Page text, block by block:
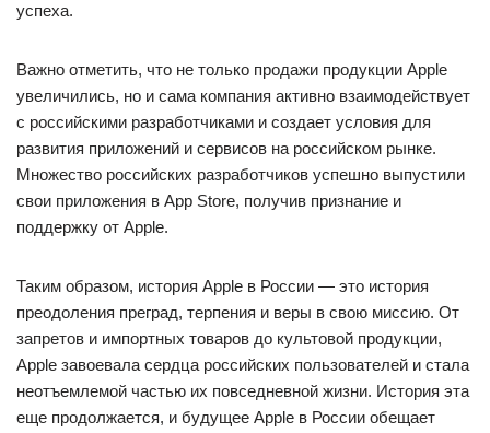
успеха.
Важно отметить, что не только продажи продукции Apple
увеличились, но и сама компания активно взаимодействует
с российскими разработчиками и создает условия для
развития приложений и сервисов на российском рынке.
Множество российских разработчиков успешно выпустили
свои приложения в App Store, получив признание и
поддержку от Apple.
Таким образом, история Apple в России — это история
преодоления преград, терпения и веры в свою миссию. От
запретов и импортных товаров до культовой продукции,
Apple завоевала сердца российских пользователей и стала
неотъемлемой частью их повседневной жизни. История эта
еще продолжается, и будущее Apple в России обещает